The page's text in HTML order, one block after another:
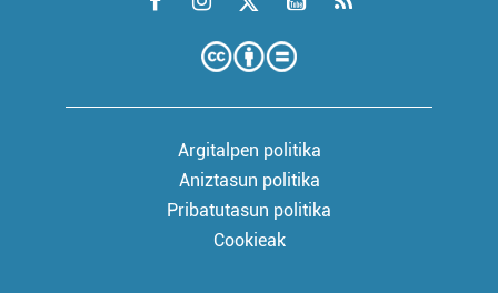
Argitalpen politika
Aniztasun politika
Pribatutasun politika
Cookieak